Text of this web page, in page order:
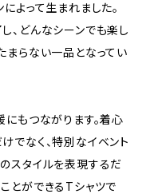
よって生まれました。
、どんなシーンでも楽し
まらない一品となってい
にもつながります。着心
でなく、特別なイベント
スタイルを表現するだ
とができるTシャツで